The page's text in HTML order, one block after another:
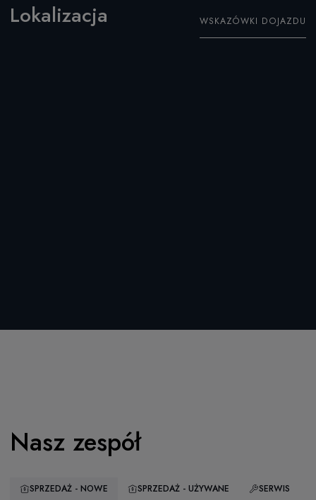
Lokalizacja WSKAZÓWKI DOJAZDU
Nasz zespół
SPRZEDAŻ - NOWE SPRZEDAŻ - UŻYWANE
SERWIS